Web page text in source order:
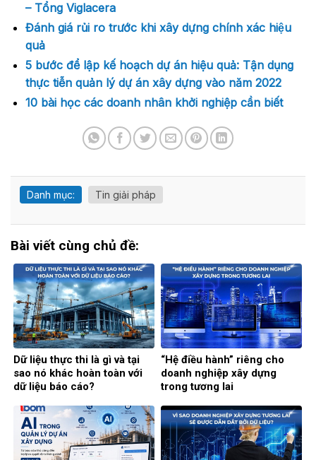
– Tổng Viglacera
Đánh giá rủi ro trước khi xây dựng chính xác hiệu
quả
5 bước để lập kế hoạch dự án hiệu quả: Tận dụng
thực tiễn quản lý dự án xây dựng vào năm 2022
10 bài học các doanh nhân khởi nghiệp cần biết
Danh mục: Tin giải pháp
Bài viết cùng chủ đề:
Dữ liệu thực thi là gì và tại
sao nó khác hoàn toàn với
dữ liệu báo cáo?
“Hệ điều hành” riêng cho
doanh nghiệp xây dựng
trong tương lai